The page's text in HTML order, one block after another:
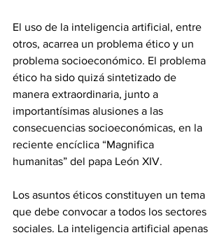
El uso de la inteligencia artificial, entre
otros, acarrea un problema ético y un
problema socioeconómico. El problema
ético ha sido quizá sintetizado de
manera extraordinaria, junto a
importantísimas alusiones a las
consecuencias socioeconómicas, en la
reciente encíclica “Magnifica
humanitas” del papa León XIV.
Los asuntos éticos constituyen un tema
que debe convocar a todos los sectores
sociales. La inteligencia artificial apenas